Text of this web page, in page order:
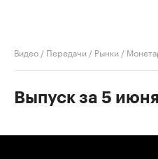
Видео / Передачи / Рынки /
Выпуск за 5